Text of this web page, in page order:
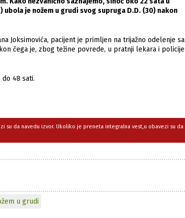
je nožem u grudi svog supruga D.D. (30) nakon
Joksimovića, pacijent je primljen na trijažno odelenje sa
čega je, zbog težine povrede, u pratnji lekara i policije
do 48 sati.
su da navedu izvor. Ukoliko je preneta integralna vest,u obavezi su da
u grudi